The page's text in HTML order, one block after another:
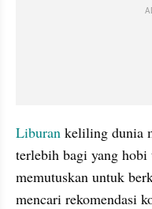
Liburan keliling dunia
terlebih bagi yang
memutuskan untuk
mencari rekomendasi